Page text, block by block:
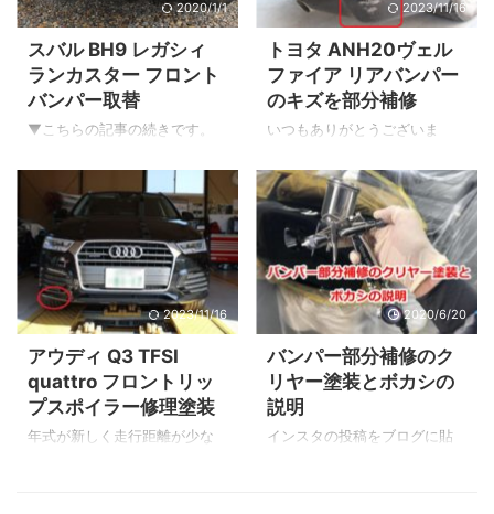
とU-55GT冷却式ダブルアクシ
ョンサンダーを使った比較を
ご紹介します。 U-55GT バン
パー修理の特徴 【特徴】 U-
55GTは研磨力が大きい 120
番〜の粗いペーパーを使用し
ェザーエッジが作れる 他のダ
ブルアクションサンダーより
ペーパーの持ちが良い 磨き以
外に ...
ください。 完成！ ▲完成で
す！ このように割れた部分の
みクイック補修をすることも
可能です。 場所や割れ方によ
っては修理不能の場合も御座
います。 まずは一度お気軽に
ディーを選んで頂きありがと
うございまし ...
2020/1/1
スバル BH9 レガシィ
ランカスター フロント
バンパー取替
▼こちらの記事の続きです。
ムの曲がり修理 外気温センサ
ー取替 フロントバンパービー
ム取替 こちらの作業です。 フ
ロントバンパー取替 ▲フロン
トバンパー左側にもキズ。 ▲
ナンバープレート奥側です。
塗装の割れが確認できます。
▲新品フロントバンパーで
す。 メーカー・年式・車種に
よっては色が付いた状態で部
品供給されますがレガシィラ
ンカスターの場合は色が付い
2023/11/16
トヨタ ANH20ヴェル
ファイア リアバンパー
のキズを部分補修
いつもありがとうございま
ましあめのみや）のY'sボディ
ー自動車板金塗装専門店の代
表小林です。 今回はリアバン
パーのキズ修理をご紹介いた
します。 キズを安く直したい
見た目だけ綺麗になれば良い
部分的に補修できませんか？
そのような場合の修理方法に
なります。 修理代もバンパー
を取り外して本格的に直すよ
りも、このように取り外さず
部分的に補修することで金額
2023/11/16
アウディ Q3 TFSI
quattro フロントリッ
プスポイラー修理塗装
年式が新しく走行距離が少な
2020/6/20
バンパー部分補修のク
リヤー塗装とボカシの
説明
インスタの投稿をブログに貼